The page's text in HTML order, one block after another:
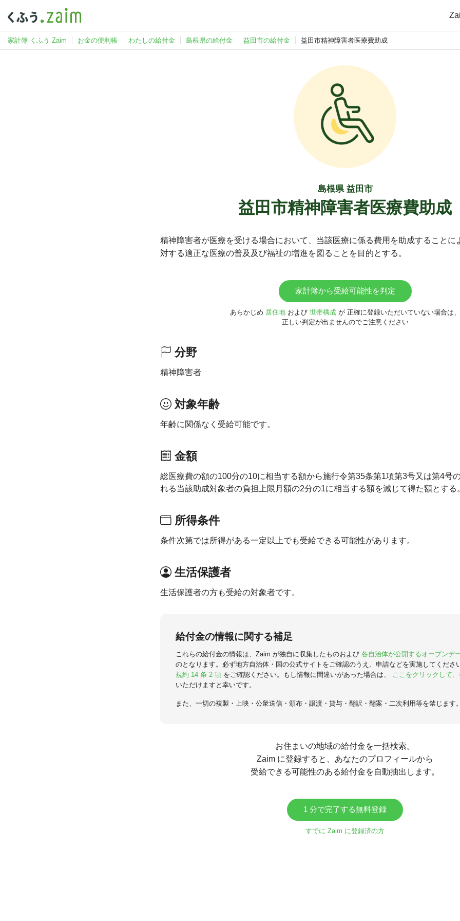
家計簿 くふう Zaim お金の便利帳 わたしの給付金 島根県の給付金 益田市の給付金 益田市精神障害者医療費助成
島根県 益田市
益田市精神障害者医療費助成
精神障害者が医療を受ける場合において、当該医療に係る費用を助成することに
対する適正な医療の普及及び福祉の増進を図ることを目的とする。
家計簿から受給可能性を判定
あらかじめ 居住地および 世帯構成が 正確に登録いただいていない場合は、
正しい判定が出ませんのでご注意ください
分野
精神障害者
対象年齢
年齢に関係なく受給可能です。
金額
総医療費の額の100分の10に相当する額から施行令第35条第1項第3号又は第4号
れる当該助成対象者の負担上限月額の2分の1に相当する額を減じて得た額とする
所得条件
条件次第では所得がある一定以上でも受給できる可能性があります。
生活保護者
生活保護者の方も受給の対象者です。
給付金の情報に関する補足
これらの給付金の情報は、Zaim が独自に収集したものおよび 各自治体が公開するオープンデ
のとなります。必ず地方自治体・国の公式サイトをご確認のうえ、申請などを実施してくださ
規約 14 条 2 項 をご確認ください。もし情報に間違いがあった場合は、
ここをクリックして
いただけますと幸いです。
また、一切の複製・上映・公衆送信・頒布・譲渡・貸与・翻訳・翻案・二次利用等を禁じます
お住まいの地域の給付金を一括検索。
Zaim に登録すると、あなたのプロフィールから
受給できる可能性のある給付金を自動抽出します。
1 分で完了する無料登録
すでに Zaim に登録済の方